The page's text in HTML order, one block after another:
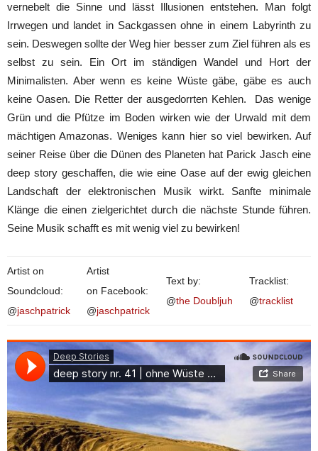
vernebelt die Sinne und lässt Illusionen entstehen. Man folgt
Irrwegen und landet in Sackgassen ohne in einem Labyrinth zu
sein. Deswegen sollte der Weg hier besser zum Ziel führen als es
selbst zu sein. Ein Ort im ständigen Wandel und Hort der
Minimalisten. Aber wenn es keine Wüste gäbe, gäbe es auch
keine Oasen. Die Retter der ausgedorrten Kehlen. Das wenige
Grün und die Pfütze im Boden wirken wie der Urwald mit dem
mächtigen Amazonas. Weniges kann hier so viel bewirken. Auf
seiner Reise über die Dünen des Planeten hat Parick Jasch eine
deep story geschaffen, die wie eine Oase auf der ewig gleichen
Landschaft der elektronischen Musik wirkt. Sanfte minimale
Klänge die einen zielgerichtet durch die nächste Stunde führen.
Seine Musik schafft es mit wenig viel zu bewirken!
Artist on
Soundcloud:
@jaschpatrick
Artist
on Facebook:
@jaschpatrick
Text by:
@the Doubljuh
Tracklist:
@tracklist